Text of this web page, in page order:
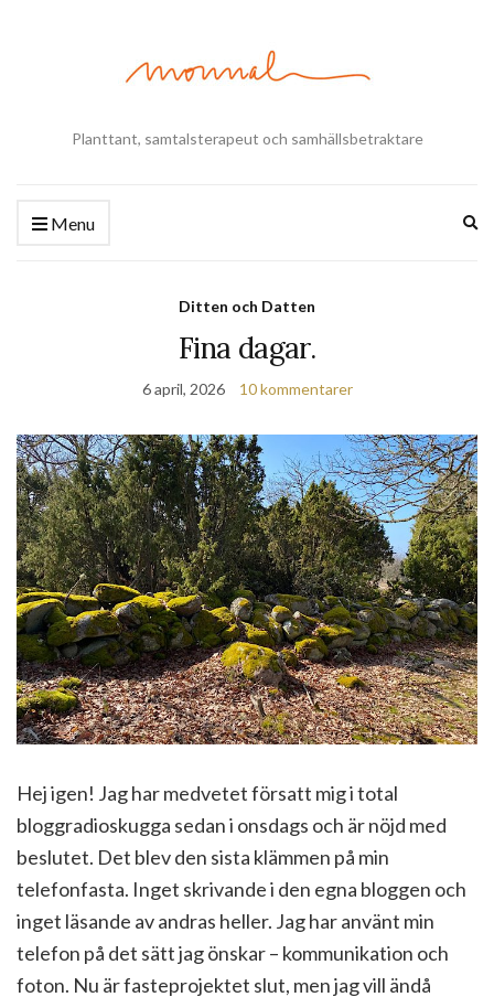
Planttant, samtalsterapeut och samhällsbetraktare
Menu
Ditten och Datten
Fina dagar.
6 april, 2026 10 kommentarer
Hej igen! Jag har medvetet försatt mig i total
bloggradioskugga sedan i onsdags och är nöjd med
beslutet. Det blev den sista klämmen på min
telefonfasta. Inget skrivande i den egna bloggen och
inget läsande av andras heller. Jag har använt min
telefon på det sätt jag önskar – kommunikation och
foton. Nu är fasteprojektet slut, men jag vill ändå